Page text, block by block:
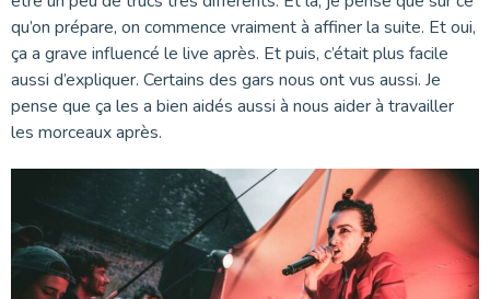
qu’on prépare, on commence vraiment à affiner la suite. Et oui,
ça a grave influencé le live après. Et puis, c’était plus facile
aussi d’expliquer. Certains des gars nous ont vus aussi. Je
pense que ça les a bien aidés aussi à nous aider à travailler
les morceaux après.